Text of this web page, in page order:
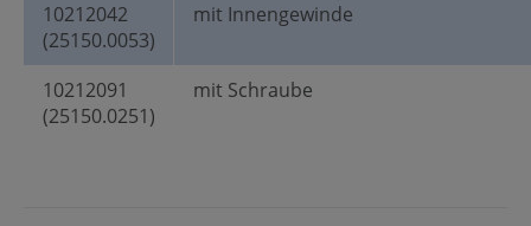
10212042
(25150.0053)
mit Innengewinde
10212091
(25150.0251)
mit Schraube